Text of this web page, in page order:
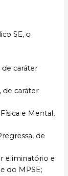
SE, o
caráter
de caráter
e Mental,
de
eliminatório e
do MPSE;